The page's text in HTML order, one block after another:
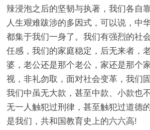
辣浸泡之后的坚韧与执著，我们各自
人生艰难跋涉的多因式，可以说，中
都集于我们一身了。我们有强烈的社
任感，我们的家庭稳定，后无来者，
婆，老公还是那个老公，家还是那个
视，非礼勿取，面对社会变革，我们
我们中虽无大款，甚至中款、小款也
无一人触犯过刑律，甚至触犯过道德
是我们，共和国教育史上的六六高!